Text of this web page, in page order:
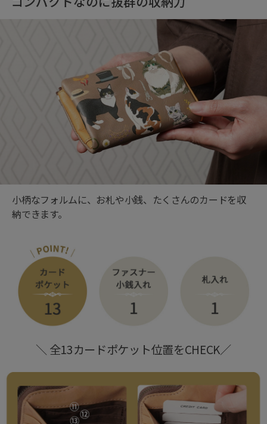
小柄なフォルムに、お札や小銭、たくさんのカードを収
納できます。
＼ 全13カードポケット位置をCHECK／